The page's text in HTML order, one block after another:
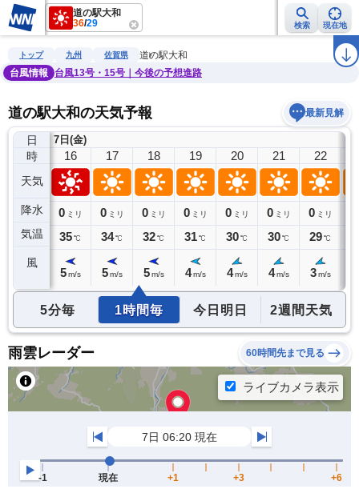
道の駅大和
36/29 検索 現在地
雨雲レーダー 台風情報 地震情報 ラ
トップ 九州 佐賀県
道の駅大和
台風情報
台風13号・15号｜今後の予想進路
道の駅大和の天気予報 最新見解
日
時
天気
降水
気温
風
7日(金)
15
0ミリ
36℃
16
0 ミリ
35℃
5 m/s
17
0 ミリ
34℃
5 m/s
18
0 ミリ
32℃
5 m/s
19
0 ミリ
31℃
4 m/s
20
0 ミリ
30℃
4 m/s
21
0 ミリ
30℃
4 m/s
22
0 ミリ
29℃
3 m/s
5分毎 1時間毎 今日明日 2週間天気
雨雲レーダー 60時間先まで見る